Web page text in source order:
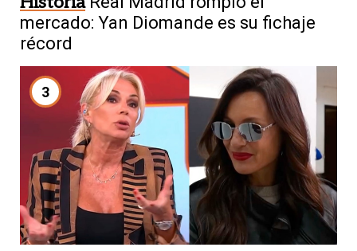
mercado: Yan Diomande es su fichaje
récord
3